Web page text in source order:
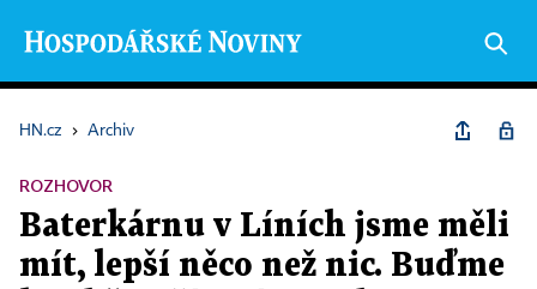
HN.cz › Archiv
ROZHOVOR
Baterkárnu v Líních jsme měli
mít, lepší něco než nic. Buďme